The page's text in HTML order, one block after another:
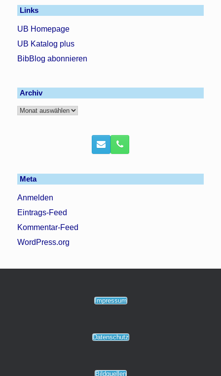
Links
UB Homepage
UB Katalog plus
BibBlog abonnieren
Archiv
Archiv
Meta
Anmelden
Eintrags-Feed
Kommentar-Feed
WordPress.org
Impressum
Datenschutz
Bildquellen